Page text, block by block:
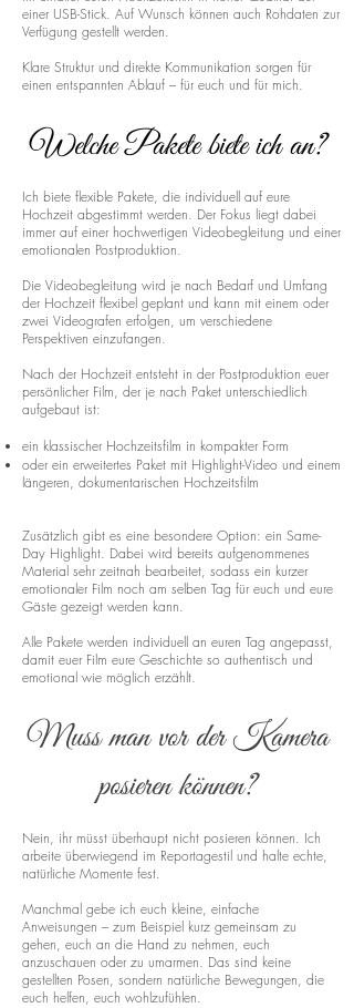
einer USB-Stick. Auf Wunsch können auch Rohdaten zur
Verfügung gestellt werden.
Klare Struktur und direkte Kommunikation sorgen für
einen entspannten Ablauf – für euch und für mich.
Welche Pakete biete ich an?
Ich biete flexible Pakete, die individuell auf eure
Hochzeit abgestimmt werden. Der Fokus liegt dabei
immer auf einer hochwertigen Videobegleitung und einer
emotionalen Postproduktion.
Die Videobegleitung wird je nach Bedarf und Umfang
der Hochzeit flexibel geplant und kann mit einem oder
zwei Videografen erfolgen, um verschiedene
Perspektiven einzufangen.
Nach der Hochzeit entsteht in der Postproduktion euer
persönlicher Film, der je nach Paket unterschiedlich
aufgebaut ist:
ein klassischer Hochzeitsfilm in kompakter Form
oder ein erweitertes Paket mit Highlight-Video und einem
längeren, dokumentarischen Hochzeitsfilm
Zusätzlich gibt es eine besondere Option: ein Same-
Day Highlight. Dabei wird bereits aufgenommenes
Material sehr zeitnah bearbeitet, sodass ein kurzer
emotionaler Film noch am selben Tag für euch und eure
Gäste gezeigt werden kann.
Alle Pakete werden individuell an euren Tag angepasst,
damit euer Film eure Geschichte so authentisch und
emotional wie möglich erzählt.
Muss man vor der Kamera
posieren können?
Nein, ihr müsst überhaupt nicht posieren können. Ich
arbeite überwiegend im Reportagestil und halte echte,
natürliche Momente fest.
Manchmal gebe ich euch kleine, einfache
Anweisungen – zum Beispiel kurz gemeinsam zu
gehen, euch an die Hand zu nehmen, euch
anzuschauen oder zu umarmen. Das sind keine
gestellten Posen, sondern natürliche Bewegungen, die
euch helfen, euch wohlzufühlen.